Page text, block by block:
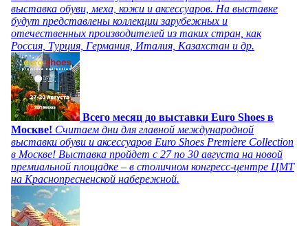
выставка обуви, меха, кожи и аксессуаров. На выставке
будут представлены коллекции зарубежных и
отечественных производителей из таких стран, как
Россия, Турция, Германия, Италия, Казахстан и др.
Всего месяц до выставки Euro Shoes в
Москве! Считаем дни для главной международной
выставки обуви и аксессуаров Euro Shoes Premiere Collection
в Москве! Выставка пройдет с 27 по 30 августа на новой
премиальной площадке – в столичном конгресс-центре ЦМТ
на Краснопресненской набережной.